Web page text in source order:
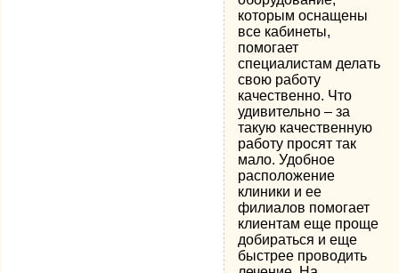
которым оснащены
все кабинеты,
помогает
специалистам делать
свою работу
качественно. Что
удивительно – за
такую качественную
работу просят так
мало. Удобное
расположение
клиники и ее
филиалов помогает
клиентам еще проще
добираться и еще
быстрее проводить